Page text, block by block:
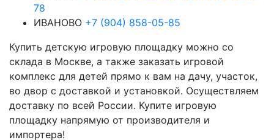
78
ИВАНОВО +7 (904) 858-05-85
Купить детскую игровую площадку можно со
склада в Москве, а также заказать игровой
комплекс для детей прямо к вам на дачу, участок,
во двор с доставкой и установкой. Осуществляем
доставку по всей России. Купите игровую
площадку напрямую от производителя и
импортера!